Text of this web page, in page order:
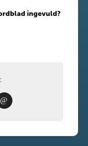
ingevuld?